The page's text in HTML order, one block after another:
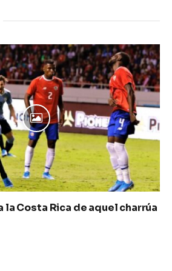
la Costa Rica de aquel charrúa